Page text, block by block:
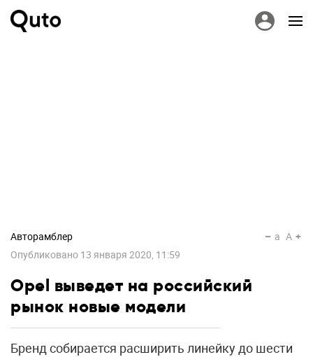
Авторамблер
Опубликовано 13 января 2020, 11:59
a A
Opel выведет на российский
рынок новые модели
Бренд собирается расширить линейку до шести